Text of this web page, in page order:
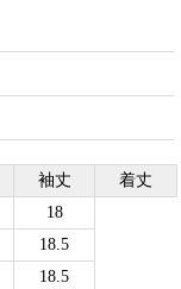
袖丈
着丈
18
18.5
18.5